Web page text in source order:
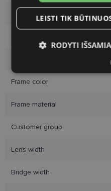
Frame color
Frame material
Customer group
Lens width
Bridge width
LEISTI TIK
RODYTI
slapukai